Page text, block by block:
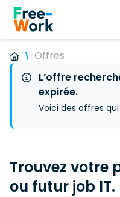
Offres
L’offre
expirée.
Voici des offres
Trouvez votre
ou futur job IT.